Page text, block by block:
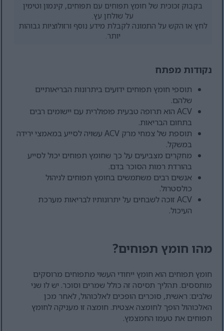
בקבוק זכוכית של חומץ תפוחים עם תפוחים, קינמון וטימין
על שולחן עץ.
לחץ או הקש על התמונה לקבלת מידע נוסף ורזולוציות גבוהות
יותר.
נקודות מפתח
תוספי חומץ תפוחים ידועים ביתרונות הבריאותיים
שלהם.
ACV הוא תרופה טבעית פופולרית עם יישומים רבים
בתחום הבריאות.
תוספת של צמחי מרק ACV עשויה לסייע במאמצי ירידה
במשקל.
מחקרים מצביעים על כך שחומץ תפוחים יכול לסייע
בהורדת רמות הסוכר בדם.
אנשים רבים משתמשים בחומץ תפוחים לניהול
כולסטרול.
ACV זוכה לשבחים על יתרונותיו לבריאות מערכת
העיכול.
מהו חומץ תפוחים?
חומץ תפוחים הוא חומץ ייחודי העשוי מתפוחים מרוסקים
מותססים. תהליך תסיסה זה כולל שמרים וסוכר. יש לו שני
שלבים: ראשית, סוכרים הופכים לאלכוהול, לאחר מכן
האלכוהול הופך לחומצה אצטית. חומצה זו מעניקה לחומץ
תפוחים את טעמו החמצמץ.